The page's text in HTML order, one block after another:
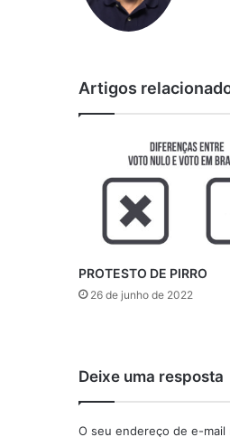
Artigos
PROTESTO DE PIRRO
26 de junho de 2022
Deixe uma resposta
O seu endereço de e-mail